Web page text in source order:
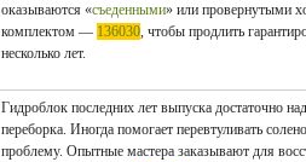
оказываются «съеденными» или провернутыми
комплектом — 136030, чтобы продлить
несколько лет.
Гидроблок последних лет выпуска достаточно
переборка. Иногда помогает перевтуливать
проблему. Опытные мастера заказывают для